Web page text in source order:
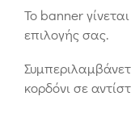
Το banner
επιλογής σας.
κορδόνι σε